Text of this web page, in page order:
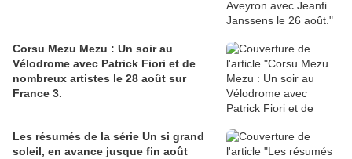
Corsu Mezu Mezu : Un soir au
Vélodrome avec Patrick Fiori et de
nombreux artistes le 28 août sur
France 3.
Les résumés de la série Un si grand
soleil, en avance jusque fin août